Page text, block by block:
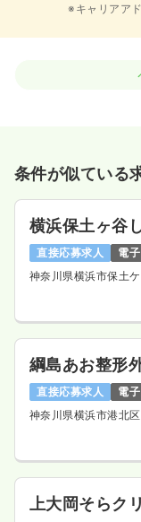
※キャリアア
条件が似ている
横浜保土ヶ谷
直接応募求人
電
神奈川県横浜市保土
綱島あお整形
直接応募求人
電
神奈川県横浜市港北
上大岡そらク